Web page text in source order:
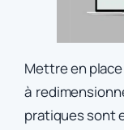
Mettre en
à
pratiques sont